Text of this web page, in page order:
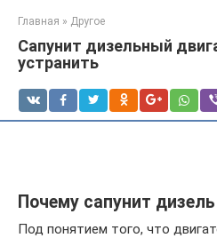
Главная » Другое
Cапунит дизельный
устранить
Почему сапунит дизель
Под понятием того, что